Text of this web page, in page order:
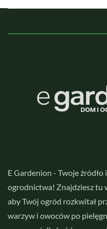
E Gardenion - Twoje
ogrodnictwa! Znajdziesz tu
aby Twój ogród rozkwitał
warzyw i owoców po